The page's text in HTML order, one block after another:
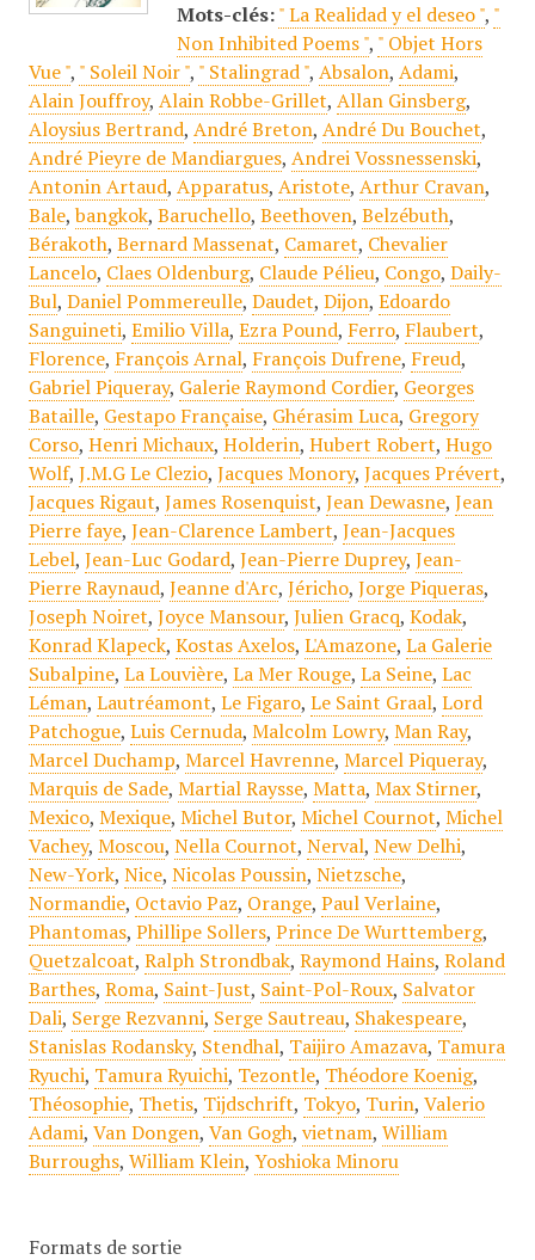
Mots-clés: " La Realidad y el deseo ", "
Non Inhibited Poems ", " Objet Hors
Vue ", " Soleil Noir ", " Stalingrad ", Absalon, Adami,
Alain Jouffroy, Alain Robbe-Grillet, Allan Ginsberg,
Aloysius Bertrand, André Breton, André Du Bouchet,
André Pieyre de Mandiargues, Andrei Vossnessenski,
Antonin Artaud, Apparatus, Aristote, Arthur Cravan,
Bale,bangkok, Baruchello, Beethoven, Belzébuth,
Bérakoth, Bernard Massenat, Camaret, Chevalier
Lancelo, Claes Oldenburg, Claude Pélieu, Congo, Daily-
Bul, Daniel Pommereulle, Daudet, Dijon, Edoardo
Sanguineti, Emilio Villa, Ezra Pound, Ferro, Flaubert,
Florence, François Arnal, François Dufrene, Freud,
Gabriel Piqueray, Galerie Raymond Cordier, Georges
Bataille, Gestapo Française, Ghérasim Luca, Gregory
Corso, Henri Michaux, Holderin, Hubert Robert, Hugo
Wolf, J.M.G Le Clezio, Jacques Monory, Jacques Prévert,
Jacques Rigaut, James Rosenquist, Jean Dewasne, Jean
Pierre faye, Jean-Clarence Lambert, Jean-Jacques
Lebel, Jean-Luc Godard, Jean-Pierre Duprey, Jean-
Pierre Raynaud, Jeanne d'Arc, Jéricho, Jorge Piqueras,
Joseph Noiret, Joyce Mansour, Julien Gracq, Kodak,
Konrad Klapeck, Kostas Axelos, L'Amazone, La Galerie
Subalpine, La Louvière, La Mer Rouge, La Seine, Lac
Léman, Lautréamont, Le Figaro, Le Saint Graal, Lord
Patchogue, Luis Cernuda, Malcolm Lowry, Man Ray,
Marcel Duchamp, Marcel Havrenne, Marcel Piqueray,
Marquis de Sade, Martial Raysse, Matta, Max Stirner,
Mexico, Mexique, Michel Butor, Michel Cournot, Michel
Vachey, Moscou, Nella Cournot, Nerval, New Delhi,
New-York, Nice, Nicolas Poussin, Nietzsche,
Normandie, Octavio Paz, Orange, Paul Verlaine,
Phantomas, Phillipe Sollers, Prince De Wurttemberg,
Quetzalcoat, Ralph Strondbak, Raymond Hains, Roland
Barthes, Roma, Saint-Just, Saint-Pol-Roux, Salvator
Dali, Serge Rezvanni, Serge Sautreau, Shakespeare,
Stanislas Rodansky, Stendhal, Taijiro Amazava, Tamura
Ryuchi, Tamura Ryuichi, Tezontle, Théodore Koenig,
Théosophie, Thetis, Tijdschrift, Tokyo, Turin, Valerio
Adami, Van Dongen, Van Gogh, vietnam, William
Burroughs, William Klein, Yoshioka Minoru
Formats de sortie